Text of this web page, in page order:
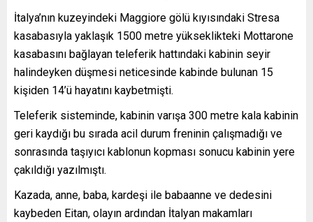
İtalya’nın kuzeyindeki Maggiore gölü kıyısındaki Stresa
kasabasıyla yaklaşık 1500 metre yükseklikteki Mottarone
kasabasını bağlayan teleferik hattındaki kabinin seyir
halindeyken düşmesi neticesinde kabinde bulunan 15
kişiden 14’ü hayatını kaybetmişti.
Teleferik sisteminde, kabinin varışa 300 metre kala kabinin
geri kaydığı bu sırada acil durum freninin çalışmadığı ve
sonrasında taşıyıcı kablonun kopması sonucu kabinin yere
çakıldığı yazılmıştı.
Kazada, anne, baba, kardeşi ile babaanne ve dedesini
kaybeden Eitan, olayın ardından İtalyan makamları